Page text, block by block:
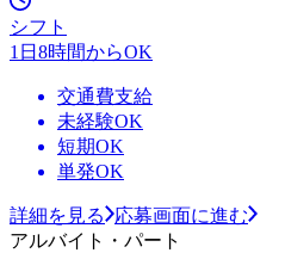
シフト
1日8時間からOK
交通費支給
未経験OK
短期OK
単発OK
詳細を見る
応募画面に進む
アルバイト・パート